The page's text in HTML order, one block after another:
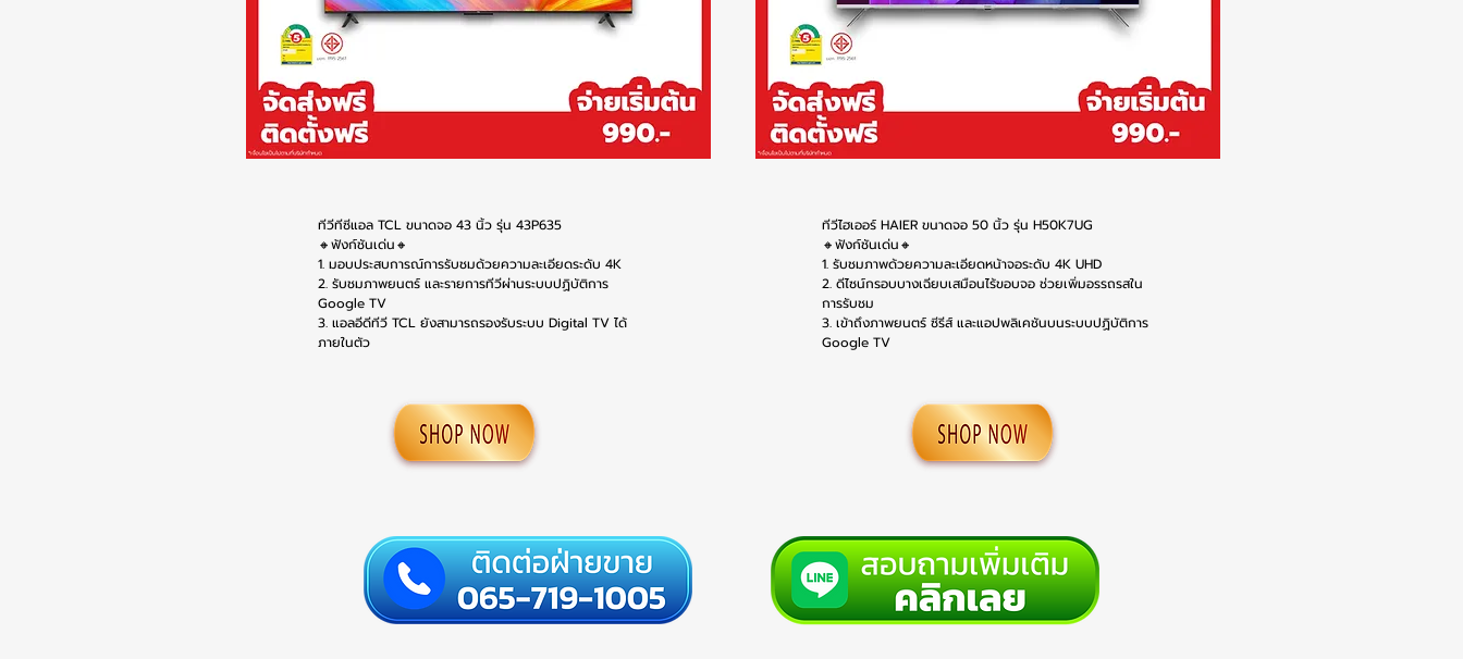
ทีวีทีซีแอล TCL ขนาดจอ 43 นิ้ว รุ่น 43P635
🔸ฟังก์ชันเด่น🔸
1. มอบประสบการณ์การรับชมด้วยความละเอียดระดับ 4K
2. รับชมภาพยนตร์ และรายการทีวีผ่านระบบปฏิบัติการ
Google TV
3. แอลอีดีทีวี TCL ยังสามารถรองรับระบบ Digital TV ได้
ภายในตัว
ทีวีไฮเออร์ HAIER ขนาดจอ 50 นิ้ว รุ่น H50K7UG
🔸ฟังก์ชันเด่น🔸
1. รับชมภาพด้วยความละเอียดหน้าจอระดับ 4K UHD
2. ดีไซน์กรอบบางเฉียบเสมือนไร้ขอบจอ ช่วยเพิ่มอรรถรสใน
การรับชม
3. เข้าถึงภาพยนตร์ ซีรีส์ และแอปพลิเคชันบนระบบปฏิบัติการ
Google TV